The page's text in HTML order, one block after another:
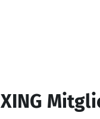
XING